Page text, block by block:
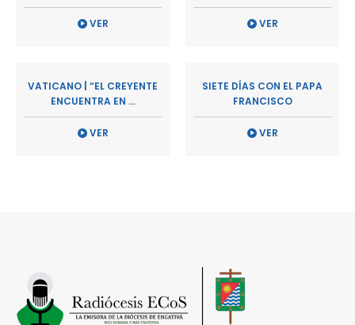
VER VER
VATICANO | “EL CREYENTE
ENCUENTRA EN ...
VER
SIETE DÍAS CON EL PAPA
FRANCISCO
VER